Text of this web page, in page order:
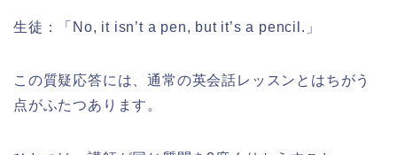
生徒：「No, it isn’t a pen, but it’s a pencil.」
この質疑応答には、通常の英会話レッスンとはちがう
点がふたつあります。